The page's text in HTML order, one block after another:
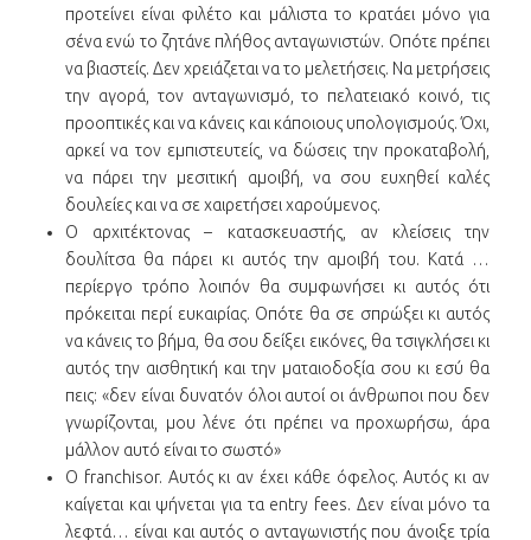
προτείνει είναι φιλέτο και μάλιστα το κρατάει μόνο για
σένα ενώ το ζητάνε πλήθος ανταγωνιστών. Οπότε πρέπει
να βιαστείς. Δεν χρειάζεται να το μελετήσεις. Να μετρήσεις
την αγορά, τον ανταγωνισμό, το πελατειακό κοινό, τις
προοπτικές και να κάνεις και κάποιους υπολογισμούς. Όχι,
αρκεί να τον εμπιστευτείς, να δώσεις την προκαταβολή,
να πάρει την μεσιτική αμοιβή, να σου ευχηθεί καλές
δουλείες και να σε χαιρετήσει χαρούμενος.
Ο αρχιτέκτονας – κατασκευαστής, αν κλείσεις την
δουλίτσα θα πάρει κι αυτός την αμοιβή του. Κατά …
περίεργο τρόπο λοιπόν θα συμφωνήσει κι αυτός ότι
πρόκειται περί ευκαιρίας. Οπότε θα σε σπρώξει κι αυτός
να κάνεις το βήμα, θα σου δείξει εικόνες, θα τσιγκλήσει κι
αυτός την αισθητική και την ματαιοδοξία σου κι εσύ θα
πεις: «δεν είναι δυνατόν όλοι αυτοί οι άνθρωποι που δεν
γνωρίζονται, μου λένε ότι πρέπει να προχωρήσω, άρα
μάλλον αυτό είναι το σωστό»
Ο franchisor. Αυτός κι αν έχει κάθε όφελος. Αυτός κι αν
καίγεται και ψήνεται για τα entry fees. Δεν είναι μόνο τα
λεφτά… είναι και αυτός ο ανταγωνιστής που άνοιξε τρία